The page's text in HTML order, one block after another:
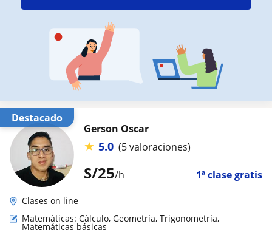
Destacado
S/25/h 1ª clase gratis
Gerson Oscar
★ 5.0 (5 valoraciones)
Clases on line
Matemáticas: Cálculo, Geometría, Trigonometría,
Matemáticas básicas